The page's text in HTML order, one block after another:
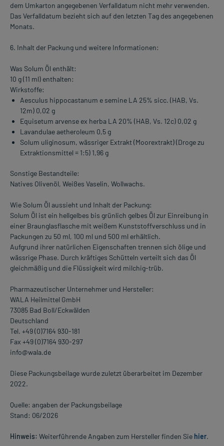
dem Umkarton angegebenen Verfalldatum nicht mehr verwenden.
Das Verfalldatum bezieht sich auf den letzten Tag des angegebenen
Monats.
6. Inhalt der Packung und weitere Informationen:
Was Solum Öl enthält:
10 g (11 ml) enthalten:
Wirkstoffe:
Aesculus hippocastanum e semine LA 25% sicc. (HAB, Vs.
12m) 0,02 g
Equisetum arvense ex herba LA 20% (HAB, Vs. 12c) 0,02 g
Lavandulae aetheroleum 0,5 g
Solum uliginosum, wässriger Extrakt (Moorextrakt) (Droge zu
Extraktionsmittel = 1:5) 1,96 g
Sonstige Bestandteile:
Natives Olivenöl, Weißes Vaselin, Wollwachs.
Wie Solum Öl aussieht und Inhalt der Packung:
Solum Öl ist ein hellgelbes bis grünlich gelbes Öl zur Einreibung in
einer Braunglasflasche mit weißem Kunststoffverschluss und in
Packungen zu 50 ml, 100 ml und 500 ml erhältlich.
Aufgrund ihrer natürlichen Eigenschaften trennen sich ölige und
wässrige Phase. Durch kräftiges Schütteln verteilt sich das Öl
gleichmäßig und die Flüssigkeit wird milchig-trüb.
Pharmazeutischer Unternehmer und Hersteller:
WALA Heilmittel GmbH
73085 Bad Boll/Eckwälden
Deutschland
Tel. +49 (0)7164 930-181
Fax +49 (0)7164 930-297
info@wala.de
Diese Packungsbeilage wurde zuletzt überarbeitet im Dezember
2022.
Quelle: angaben der Packungsbeilage
Stand: 06/2026
Hinweis: Weiterführende Angaben zum Hersteller finden Sie hier.